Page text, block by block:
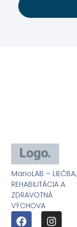
MarioLAB – LIEČBA,
REHABILITÁCIA A
ZDRAVOTNÁ
VÝCHOVA